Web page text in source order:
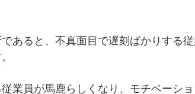
あると、不真面目で遅刻ばかりする
業員が馬鹿らしくなり、モチベーシ